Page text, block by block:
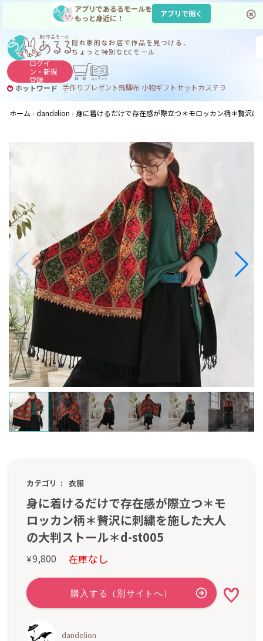
アプリであるるモールを
もっと身近に！
アプリで開く
隠れ家的なお店で作品を見つける、
ちょっと特別なECモール
ログイ
ン・新規
登録
ホットワード 手作りプレゼント飛騨布 小物ギフトセットカステラ
サヌカイト コーヒー
ジンギスカン
ホーム
dandelion 身に着けるだけで存在感が際立つ＊モロッカン柄＊贅沢
カテゴリ 衣服
身に着けるだけで存在感が際立つ＊モ
ロッカン柄＊贅沢に刺繍を施した大人
の大判ストール＊d-st005
¥9,800 在庫なし
dandelion